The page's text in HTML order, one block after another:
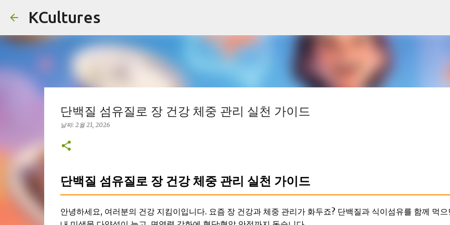
KCultures
단백질 섬유질로 장 건강 체중 관리 실천 가이드
날짜: 2월 21, 2026
단백질 섬유질로 장 건강 체중 관리 실천 가이드
안녕하세요, 여러분의 건강 지킴이입니다. 요즘 장 건강과 체중 관리가 화두죠? 단백질과 식이섬유를 함께 먹으